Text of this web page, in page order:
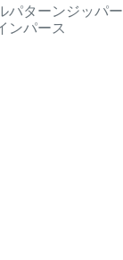
パターンジッパー
ンパース